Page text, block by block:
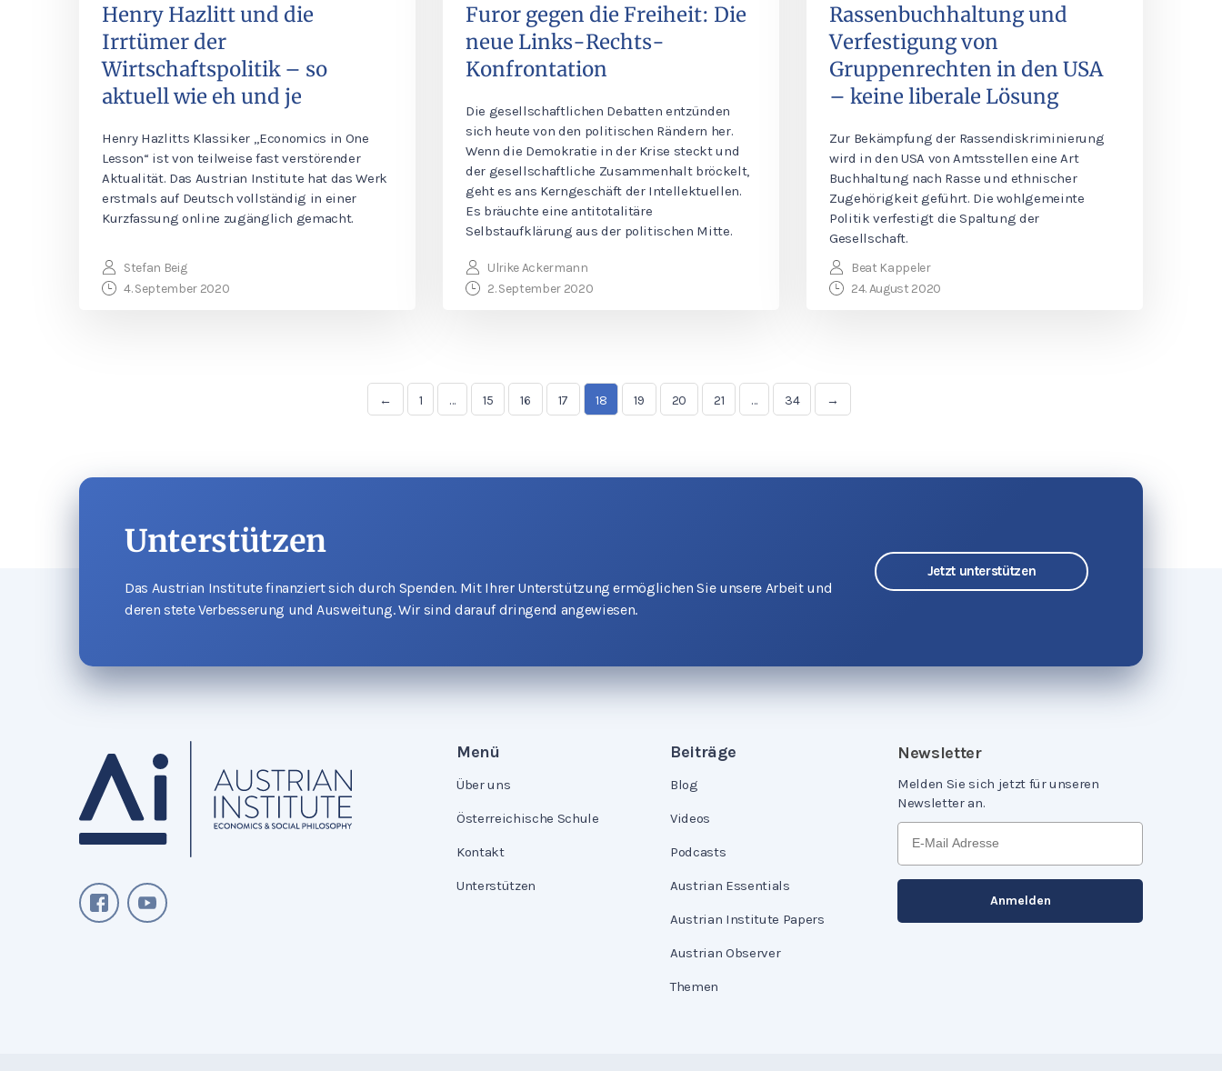
Henry Hazlitt und die
Irrtümer der
Wirtschaftspolitik – so
aktuell wie eh und je
Henry Hazlitts Klassiker „Economics in One
Lesson“ ist von teilweise fast verstörender
Aktualität. Das Austrian Institute hat das Werk
erstmals auf Deutsch vollständig in einer
Kurzfassung online zugänglich gemacht.
Stefan Beig
4. September 2020
Furor gegen die Freiheit: Die
neue Links-Rechts-
Konfrontation
Die gesellschaftlichen Debatten entzünden
sich heute von den politischen Rändern her.
Wenn die Demokratie in der Krise steckt und
der gesellschaftliche Zusammenhalt bröckelt,
geht es ans Kerngeschäft der Intellektuellen.
Es bräuchte eine antitotalitäre
Selbstaufklärung aus der politischen Mitte.
Ulrike Ackermann
2. September 2020
Rassenbuchhaltung und
Verfestigung von
Gruppenrechten in den USA
– keine liberale Lösung
Zur Bekämpfung der Rassendiskriminierung
wird in den USA von Amtsstellen eine Art
Buchhaltung nach Rasse und ethnischer
Zugehörigkeit geführt. Die wohlgemeinte
Politik verfestigt die Spaltung der
Gesellschaft.
Beat Kappeler
24. August 2020
← 1 … 15 16 17 18 19 20 21 … 34 →
Unterstützen
Das Austrian Institute finanziert sich durch Spenden. Mit Ihrer Unterstützung ermöglichen Sie unsere Arbeit und
deren stete Verbesserung und Ausweitung. Wir sind darauf dringend angewiesen.
Jetzt unterstützen
Menü
Über uns
Österreichische Schule
Kontakt
Unterstützen
Beiträge
Blog
Videos
Podcasts
Austrian Essentials
Austrian Institute Papers
Austrian Observer
Themen
Newsletter
Melden Sie sich jetzt für unseren
Newsletter an.